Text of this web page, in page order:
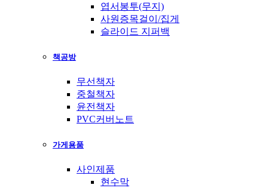
엽서봉투(무지)
사원증목걸이/집게
슬라이드 지퍼백
책공방
무선책자
중철책자
윤전책자
PVC커버노트
가게용품
사인제품
현수막